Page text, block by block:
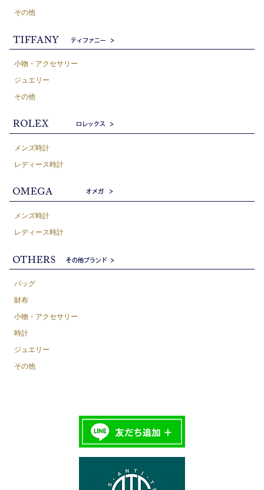
その他
小物・アクセサリー
ジュエリー
その他
メンズ時計
レディース時計
メンズ時計
レディース時計
バッグ
財布
小物・アクセサリー
時計
ジュエリー
その他